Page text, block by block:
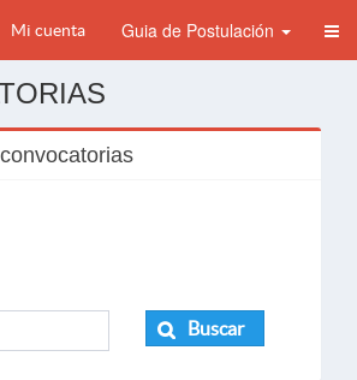
Mi cuenta Guia de Postulación
Buscar